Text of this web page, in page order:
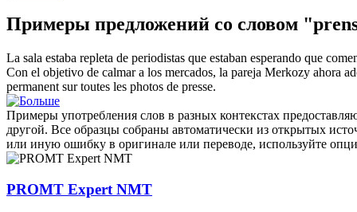
Примеры предложений со словом
La sala estaba repleta de periodistas que estaban esperando que
Con el objetivo de calmar a los mercados, la pareja Merkozy ahora
permanent sur toutes les photos de presse.
Примеры употребления слов в разных контекстах
другой. Все образцы собраны автоматически из открытых
или иную ошибку в оригинале или переводе, используйте
PROMT Expert NMT